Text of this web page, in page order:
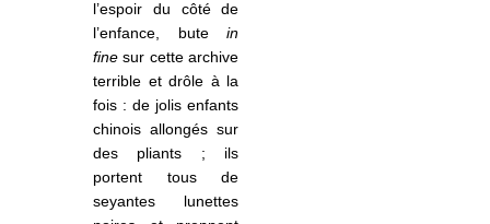
l’espoir du côté de
l’enfance, butein
fine sur cette archive
terrible et drôle à la
fois : de jolis enfants
chinois allongés sur
des pliants ; ils
portent tous de
seyantes lunettes